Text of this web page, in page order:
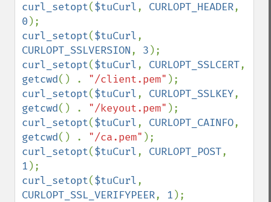
curl_setopt($tuCurl, CURLOPT_HEADER
0
curl_setopt($tuCurl
CURLOPT_SSLVERSION, 3
curl_setopt($tuCurl, CURLOPT_SSLCERT
getcwd() . "/client.pem"
curl_setopt($tuCurl, CURLOPT_SSLKEY
getcwd() . "/keyout.pem"
curl_setopt($tuCurl, CURLOPT_CAINFO
getcwd() . "/ca.pem"
curl_setopt($tuCurl, CURLOPT_POST
1
curl_setopt($tuCurl
CURLOPT_SSL_VERIFYPEER, 1